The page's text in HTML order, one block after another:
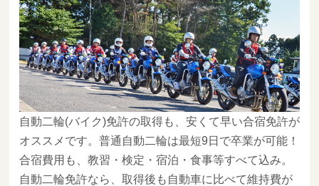
自動二輪(バイク)免許の取得も、安くて早い合宿免許が
オススメです。普通自動二輪は最短9日で卒業が可能！
合宿費用も、教習・検定・宿泊・食事等すべて込み。
自動二輪免許なら、取得後も自動車に比べて維持費が